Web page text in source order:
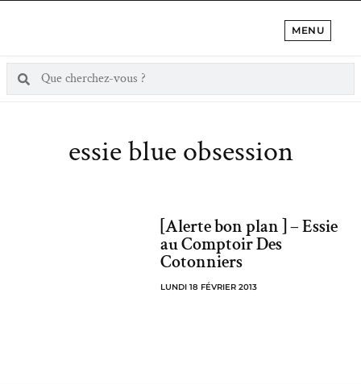
MENU
essie blue obsession
[Alerte bon plan ] – Essie
au Comptoir Des
Cotonniers
LUNDI 18 FÉVRIER 2013